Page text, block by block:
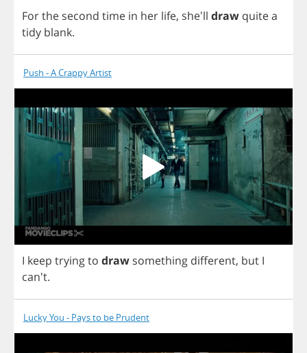
Forthe second time in her life, she'll draw quitea
tidy blank.
Push - A Crappy Artist
I keep tryingto draw something different, but I
can't.
Lucky You - Pays to be Prudent